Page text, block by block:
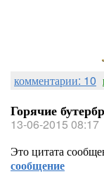
комментарии: 10
Горячие
13-06-2015 08:17
Это цитата
сообщение